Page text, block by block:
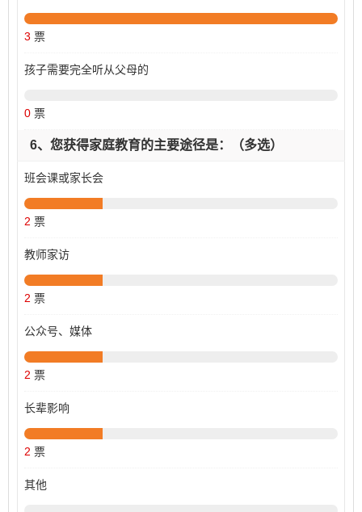
3 票
孩子需要完全听从父母的
0 票
6、您获得家庭教育的主要途径是：（多选）
班会课或家长会
2 票
教师家访
2 票
公众号、媒体
2 票
长辈影响
2 票
其他